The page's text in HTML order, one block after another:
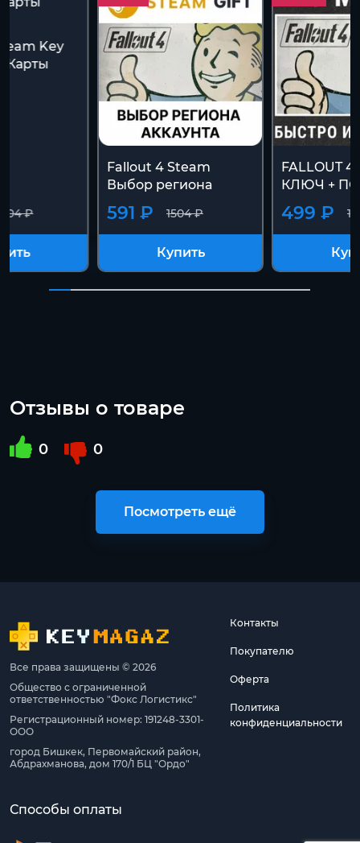
Key
Карты
₽
Fallout 4 Steam
Выбор региона
1504 ₽
591 ₽
Купить
FALLOUT 4
КЛЮЧ +
499 ₽
Отзывы о товаре
0 0
Посмотреть ещё
Все права защищены © 2026
Общество с ограниченной
ответственностью "Фокс Логистикс"
Регистрационный номер: 191248-3301-
ООО
город Бишкек, Первомайский район,
Абдрахманова, дом 170/1 БЦ "Ордо"
Контакты
Покупателю
Оферта
Политика
конфиденциальности
Способы оплаты